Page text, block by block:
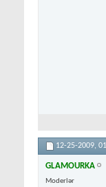
12-25-2009,
GLAMOURKA
Moderlər